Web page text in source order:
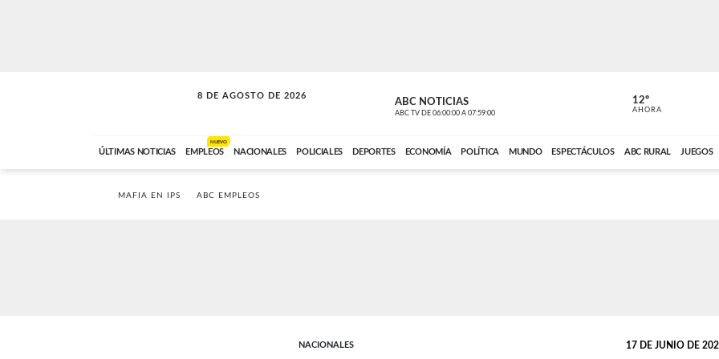
8 DE AGOSTO DE 2026
SOLO MÚSICA ABC NOTICIAS
ABC TV DE 06:00:00 A 07:59:00 ABC CARDINAL
12º
AHORA
ÚLTIMAS NOTICIAS EMPLEOS
NUEVO
NACIONALES POLICIALES DEPORTES ECONOMÍA POLÍTICA MUNDO ESPECTÁCULOS ABC RURAL JUEGOS
MAFIA EN IPS ABC EMPLEOS
NACIONALES 17 DE JUNIO DE